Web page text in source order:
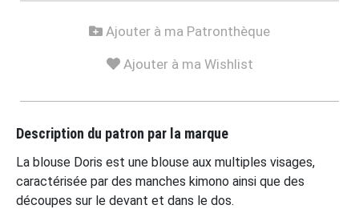
Ajouter à ma Patronthèque
Ajouter à ma Wishlist
Description du patron par la marque
La blouse Doris est une blouse aux multiples visages,
caractérisée par des manches kimono ainsi que des
découpes sur le devant et dans le dos.